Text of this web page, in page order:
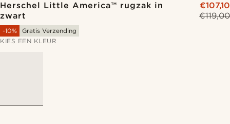
Herschel Little America™ rugzak in
zwart
€119,00
€107,10
-10%
Gratis Verzending
KIES EEN KLEUR